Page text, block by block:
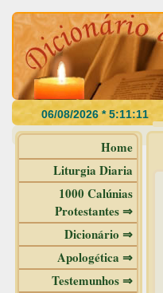
Home
Liturgia Diaria
1000 Calúnias
Protestantes ⇒
Dicionário ⇒
Apologética ⇒
Testemunhos ⇒